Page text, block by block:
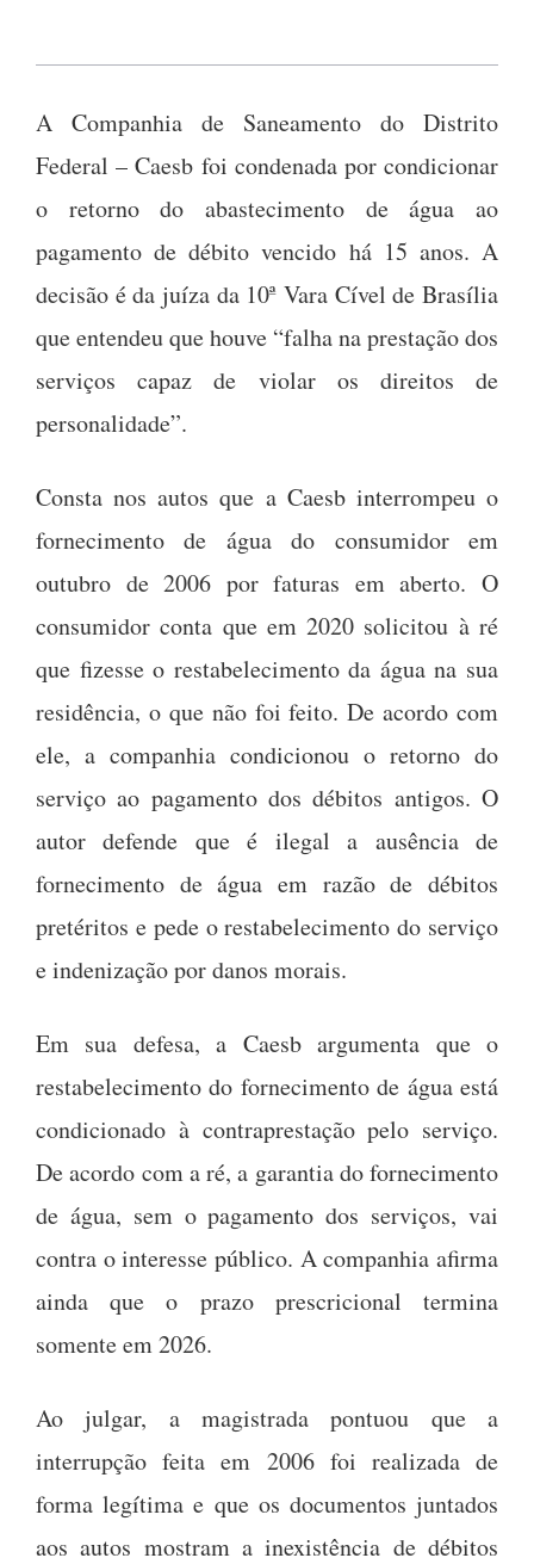
A Companhia de Saneamento do Distrito
Federal – Caesb foi condenada por condicionar
o retorno do abastecimento de água ao
pagamento de débito vencido há 15 anos. A
decisão é da juíza da 10ª Vara Cível de Brasília
que entendeu que houve “falha na prestação dos
serviços capaz de violar os direitos de
personalidade”.
Consta nos autos que a Caesb interrompeu o
fornecimento de água do consumidor em
outubro de 2006 por faturas em aberto. O
consumidor conta que em 2020 solicitou à ré
que fizesse o restabelecimento da água na sua
residência, o que não foi feito. De acordo com
ele, a companhia condicionou o retorno do
serviço ao pagamento dos débitos antigos. O
autor defende que é ilegal a ausência de
fornecimento de água em razão de débitos
pretéritos e pede o restabelecimento do serviço
e indenização por danos morais.
Em sua defesa, a Caesb argumenta que o
restabelecimento do fornecimento de água está
condicionado à contraprestação pelo serviço.
De acordo com a ré, a garantia do fornecimento
de água, sem o pagamento dos serviços, vai
contra o interesse público. A companhia afirma
ainda que o prazo prescricional termina
somente em 2026.
Ao julgar, a magistrada pontuou que a
interrupção feita em 2006 foi realizada de
forma legítima e que os documentos juntados
aos autos mostram a inexistência de débitos